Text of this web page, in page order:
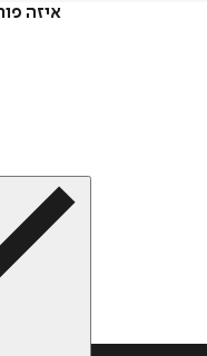
איזה